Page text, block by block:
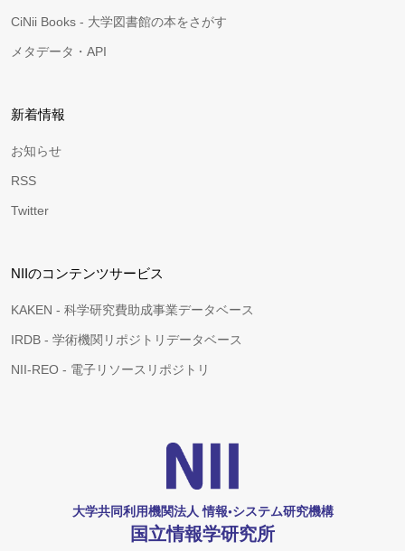
CiNii Books - 大学図書館の本をさがす
メタデータ・API
新着情報
お知らせ
RSS
Twitter
NIIのコンテンツサービス
KAKEN - 科学研究費助成事業データベース
IRDB - 学術機関リポジトリデータベース
NII-REO - 電子リソースリポジトリ
大学共同利用機関法人 情報•システム研究機構
国立情報学研究所